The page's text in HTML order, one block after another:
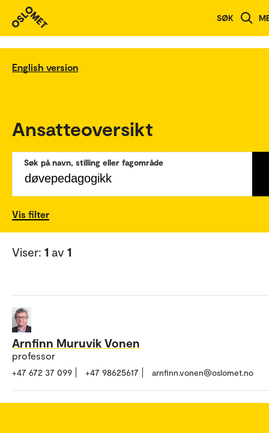
SØK
English version
Ansatteoversikt
Søk på navn, stilling eller fagområde
Vis filter
Viser: 1 av 1
Arnfinn Muruvik Vonen
professor
+47 672 37 099 +47 98625617 arnfinn.vonen@oslomet.no